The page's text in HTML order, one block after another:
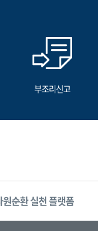
부조리신고
원순환 실천 플랫폼